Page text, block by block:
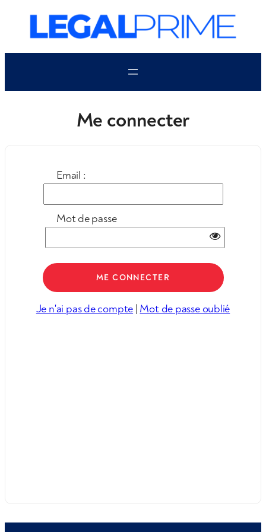
contenu
Me connecter
Email :
Mot de passe
Je n'ai pas de compte | Mot de passe oublié